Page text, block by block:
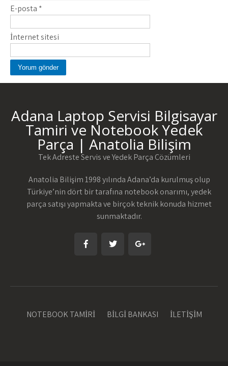
E-posta *
İnternet sitesi
Adana Laptop Servisi Bilgisayar
Tamiri ve Notebook Yedek
Parça | Anatolia Bilişim
Tek Adreste Servis ve Yedek Parça Çözümleri
Anatolia Bilişim 1998 yılında Adana’da kurulmuş olup
Türkiye’nin dört bir tarafına notebook onarımı, yedek
parça satışı yapmakta ve birçok teknik konuda hizmet
sunmaktadır.
NOTEBOOK TAMİRİ BİLGİ BANKASI İLETİŞİM